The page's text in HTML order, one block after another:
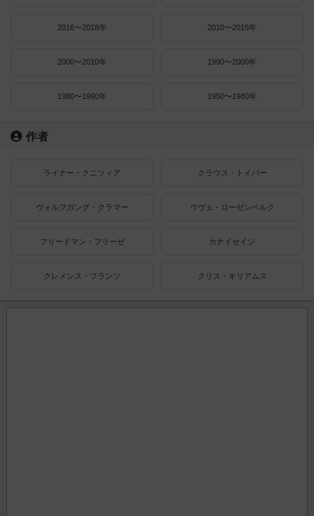
2016〜2018年 2010〜2015年
2000〜2010年 1990〜2000年
1980〜1990年 1950〜1980年
作者
ライナー・クニツィア クラウス・トイバー
ヴォルフガング・クラマー ウヴェ・ローゼンベルク
フリードマン・フリーゼ カナイセイジ
クレメンス・フランツ クリス・キリアムス